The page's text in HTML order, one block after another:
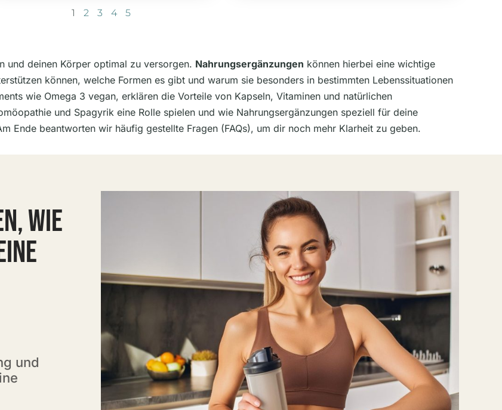
1 2 3 4 5
und deinen Körper optimal zu versorgen. Nahrungsergänzungen können hierbei eine wichtige
können, welche Formen es gibt und warum sie besonders in bestimmten Lebenssituationen
wie Omega 3 vegan, erklären die Vorteile von Kapseln, Vitaminen und natürlichen
und Spagyrik eine Rolle spielen und wie Nahrungsergänzungen speziell für deine
Ende beantworten wir häufig gestellte Fragen (FAQs), um dir noch mehr Klarheit zu geben.
WIE
und